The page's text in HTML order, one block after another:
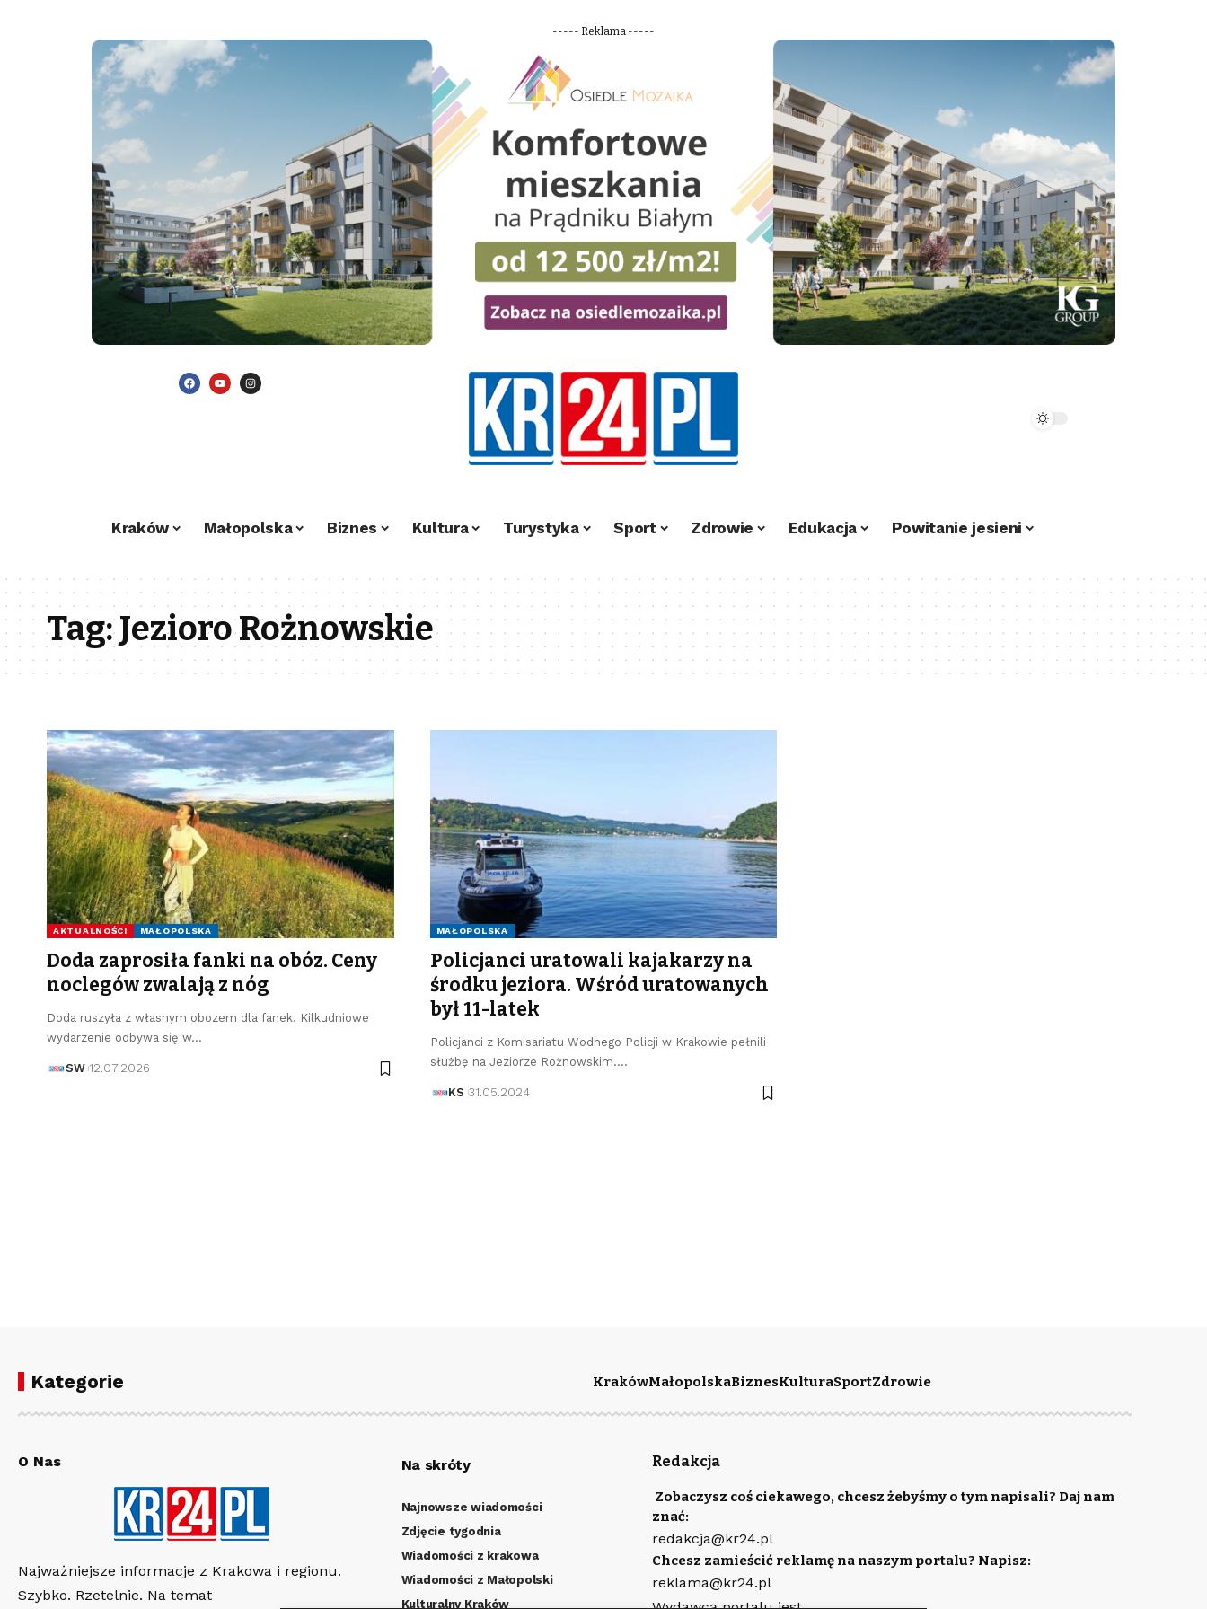
----- Reklama -----
Kraków Małopolska Biznes Kultura Turystyka Sport Zdrowie Edukacja Powitanie jesieni
Tag:Jezioro Rożnowskie
AKTUALNOŚCI MAŁOPOLSKA
Doda zaprosiła fanki na obóz. Ceny
noclegów zwalają z nóg
Doda ruszyła z własnym obozem dla fanek. Kilkudniowe
wydarzenie odbywa się w…
SW 12.07.2026
MAŁOPOLSKA
Policjanci uratowali kajakarzy na
środku jeziora. Wśród uratowanych
był 11-latek
Policjanci z Komisariatu Wodnego Policji w Krakowie pełnili
służbę na Jeziorze Rożnowskim.…
KS 31.05.2024
Kategorie KrakówMałopolskaBiznesKulturaSportZdrowie
O Nas
Najważniejsze informacje z Krakowa i regionu.
Szybko. Rzetelnie. Na temat
Na skróty
Najnowsze wiadomości
Zdjęcie tygodnia
Wiadomości z krakowa
Wiadomości z Małopolski
Kulturalny Kraków
Redakcja
Zobaczysz coś ciekawego, chcesz żebyśmy o tym napisali? Daj nam
znać:
redakcja@kr24.pl
Chcesz zamieścić reklamę na naszym portalu? Napisz:
reklama@kr24.pl